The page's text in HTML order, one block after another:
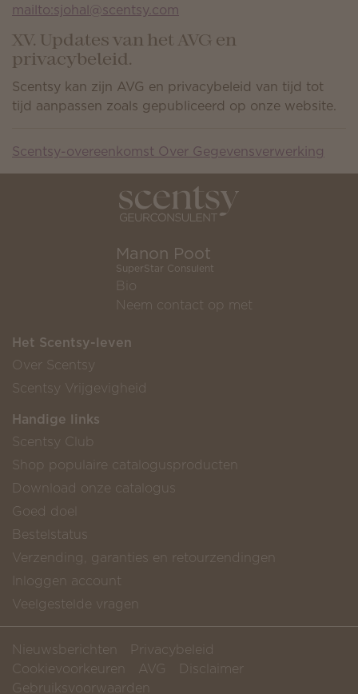
mailto:sjohal@scentsy.com
XV. Updates van het AVG en
privacybeleid.
Scentsy kan zijn AVG en privacybeleid van tijd tot
tijd aanpassen zoals gepubliceerd op onze website.
Scentsy-overeenkomst Over Gegevensverwerking
Manon Poot
SuperStar Consulent
Bio
Neem contact op met
Het Scentsy-leven
Over Scentsy
Scentsy Vrijgevigheid
Handige links
Scentsy Club
Shop populaire catalogusproducten
Download onze catalogus
Goed doel
Bestelstatus
Verzending, garanties en retourzendingen
Inloggen account
Veelgestelde vragen
Nieuwsberichten
Privacybeleid
Cookievoorkeuren
AVG
Disclaimer
Gebruiksvoorwaarden